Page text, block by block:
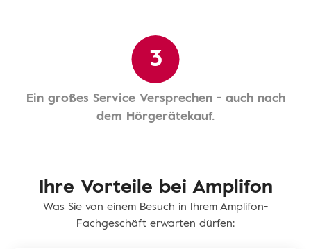
3
Ein großes Service Versprechen - auch nach
dem Hörgerätekauf.
Ihre Vorteile bei Amplifon
Was Sie von einem Besuch in Ihrem Amplifon-
Fachgeschäft erwarten dürfen: